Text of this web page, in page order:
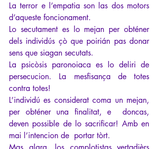
La terror e l’empatia son las dos motors
d’aqueste foncionament.
Lo secutament es lo mejan per obténer
dels individús çò que poirián pas donar
sens que siagan secutats.
La psicòsis paronoiaca es lo deliri de
persecucion. La mesfisança de totes
contra totes!
L’individú es considerat coma un mejan,
per obténer una finalitat, e  doncas,
deven possible de lo sacrificar! Amb en
mai l’intencion de  portar tòrt.